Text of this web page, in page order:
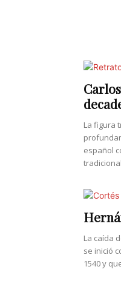
La figura
español
La caída
se inició
1540 y